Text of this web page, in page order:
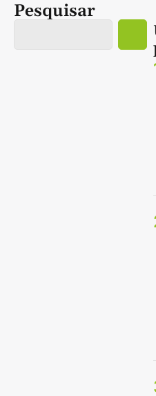
Pesquisar